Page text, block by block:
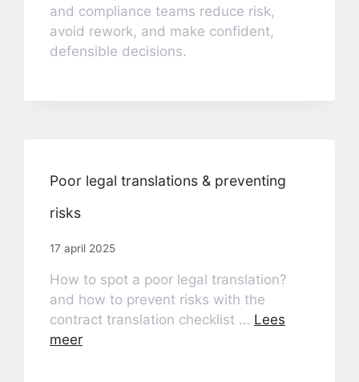
and compliance teams reduce risk,
avoid rework, and make confident,
defensible decisions.
Poor legal translations & preventing
risks
17 april 2025
How to spot a poor legal translation?
and how to prevent risks with the
contract translation checklist … Lees
meer